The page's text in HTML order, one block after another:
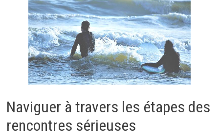
Naviguer à travers les étapes des
rencontres sérieuses